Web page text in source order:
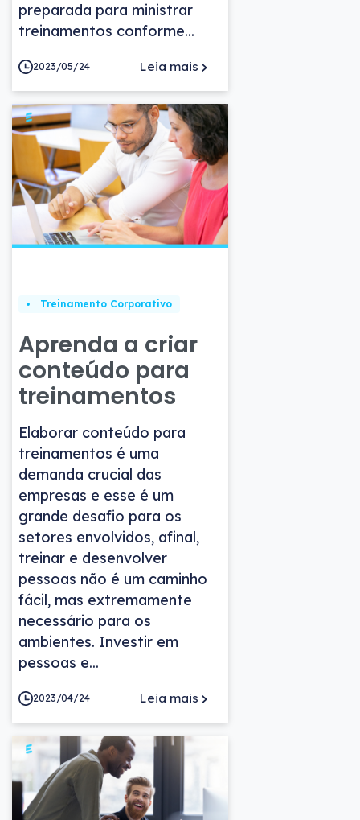
preparada para ministrar
treinamentos conforme...
2023/05/24 Leia mais
Treinamento Corporativo
Aprenda a criar
conteúdo para
treinamentos
Elaborar conteúdo para
treinamentos é uma
demanda crucial das
empresas e esse é um
grande desafio para os
setores envolvidos, afinal,
treinar e desenvolver
pessoas não é um caminho
fácil, mas extremamente
necessário para os
ambientes. Investir em
pessoas e...
2023/04/24 Leia mais